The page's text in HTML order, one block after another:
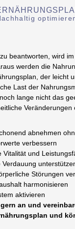
beantworten, wird
werden die
der leicht
Last der
lange nicht das
Veränderungen
abnehmen
verbessern
Vitalität und
Verdauung
Störungen
harmonisieren
aktivieren
an und
und